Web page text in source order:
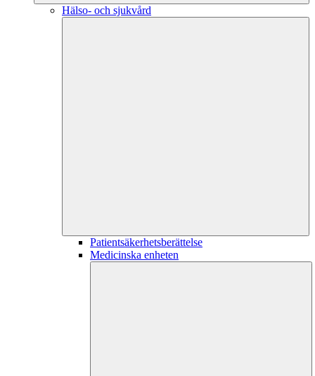
Hälso- och sjukvård
Patientsäkerhetsberättelse
Medicinska enheten